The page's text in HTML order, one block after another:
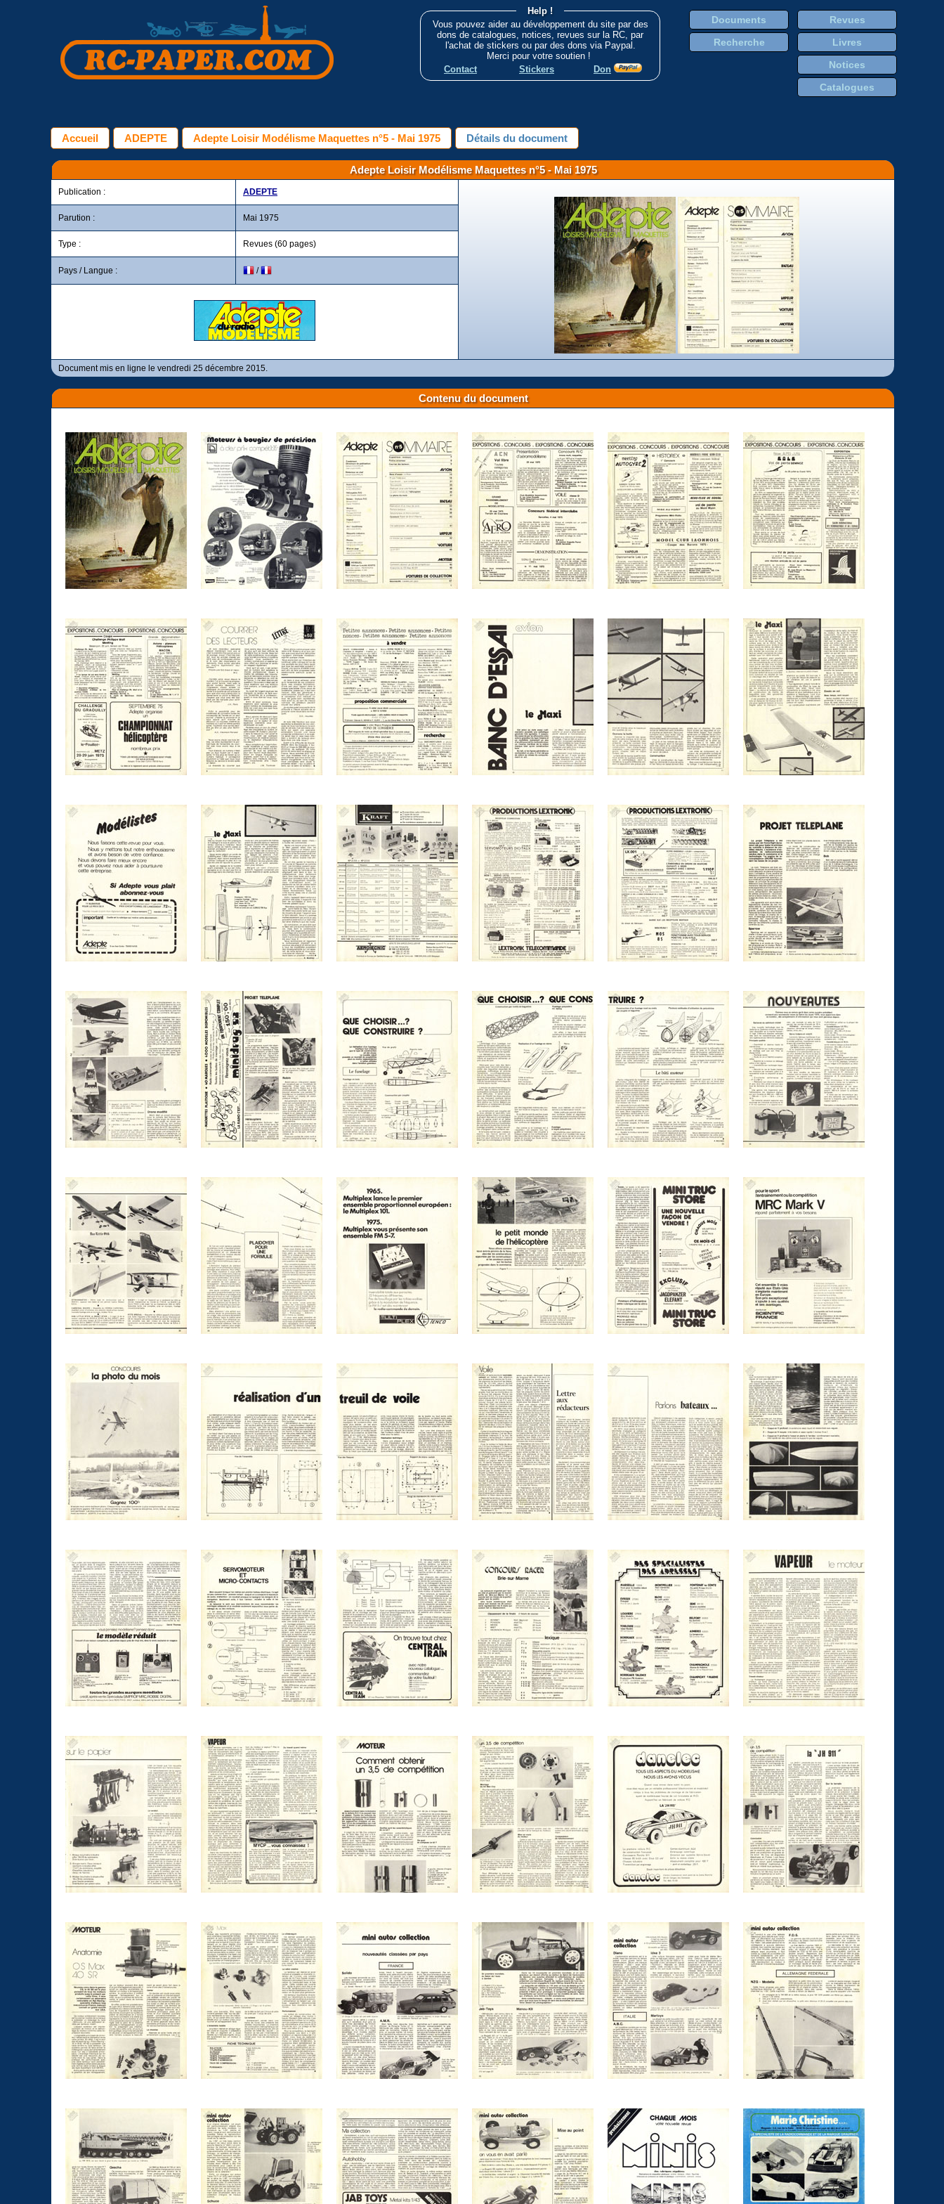
Help !
Vous pouvez aider au développement du site par des
dons de catalogues, notices, revues sur la RC, par
l'achat de stickers ou par des dons via Paypal.
Merci pour votre soutien !
Contact
Stickers Don
Documents
Recherche
Revues
Livres
Notices
Catalogues
Accueil ADEPTE Adepte Loisir Modélisme Maquettes n°5 - Mai 1975 Détails du document
Adepte Loisir Modélisme Maquettes n°5 - Mai 1975
Publication : ADEPTE
Parution : Mai 1975
Type : Revues (60 pages)
Pays / Langue : /
Document mis en ligne le vendredi 25 décembre 2015.
Contenu du document